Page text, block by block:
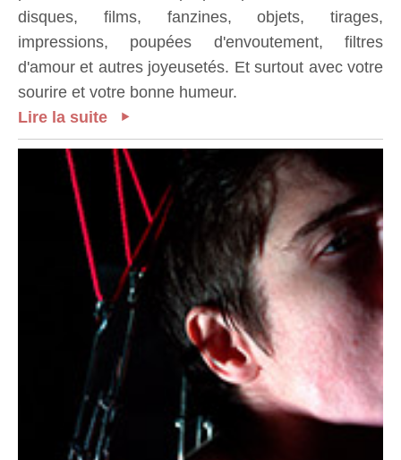
disques, films, fanzines, objets, tirages,
impressions, poupées d'envoutement, filtres
d'amour et autres joyeusetés. Et surtout avec votre
sourire et votre bonne humeur.
Lire la suite